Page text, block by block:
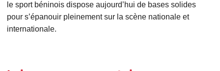
le sport béninois dispose aujourd’hui de bases solides
pour s’épanouir pleinement sur la scène nationale et
internationale.